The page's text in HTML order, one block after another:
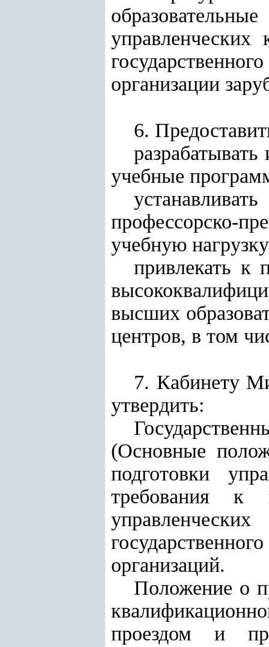
управленческих
организации
6.
учебные
профессорско-
учебную
привлекать к
высших
центров, в том
7. Кабинету
утвердить:
(Основные
подготовки
требования к
организаций.
Положение о
проездом и